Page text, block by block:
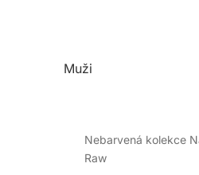
Muži
Nebarvená kolekce
Raw